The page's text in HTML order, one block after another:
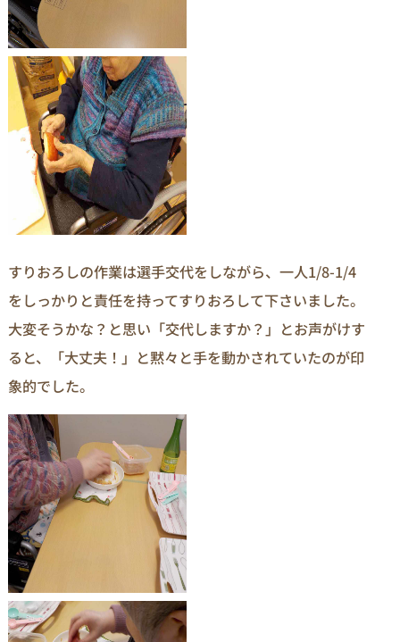
すりおろしの作業は選手交代をしながら、一人1/8-1/4
をしっかりと責任を持ってすりおろして下さいました。
大変そうかな？と思い「交代しますか？」とお声がけす
ると、「大丈夫！」と黙々と手を動かされていたのが印
象的でした。